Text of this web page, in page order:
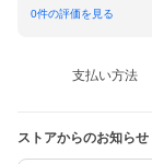
0件の評価を見る
支払い方法
ストアからのお知らせ